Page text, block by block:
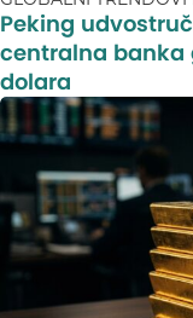
Peking
centralna banka
dolara